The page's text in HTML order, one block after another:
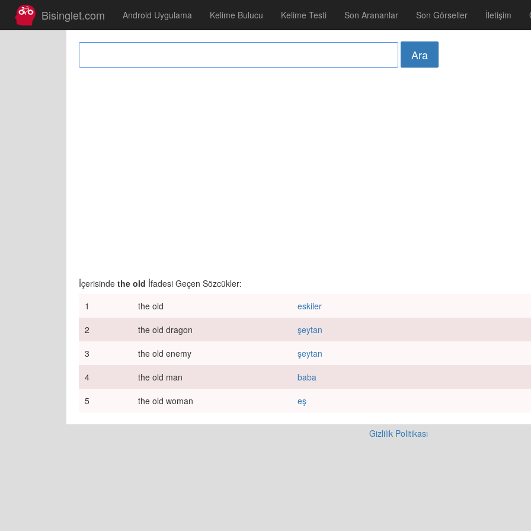
Bisinglet.com Android Uygulama Kelime Bulucu Kelime Testi Son Arananlar Son Görseller İletişim
İçerisinde the old İfadesi Geçen Sözcükler:
1
the old
eskiler
2
the old dragon
şeytan
3
the old enemy
şeytan
4
the old man
baba
5
the old woman eş
Gizlilik Politikası